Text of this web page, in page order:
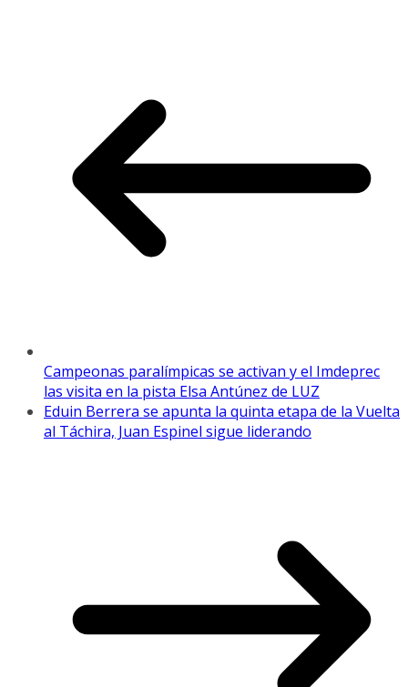
Campeonas paralímpicas se activan y el Imdeprec
las visita en la pista Elsa Antúnez de LUZ
Eduin Berrera se apunta la quinta etapa de la Vuelta
al Táchira, Juan Espinel sigue liderando